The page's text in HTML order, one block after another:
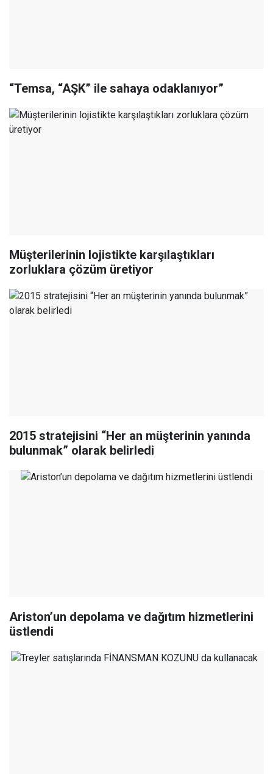
“Temsa, “AŞK” ile sahaya odaklanıyor”
Müşterilerinin lojistikte karşılaştıkları
zorluklara çözüm üretiyor
2015 stratejisini “Her an müşterinin yanında
bulunmak” olarak belirledi
Ariston’un depolama ve dağıtım hizmetlerini
üstlendi